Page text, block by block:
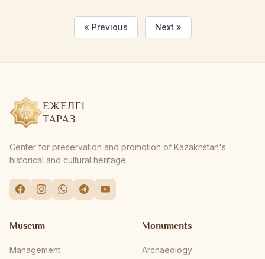
абыройлы еңбегі мен өлшеусіз үлесі үшін музей-
қорық қызметкерлерін шын жүрек...
« Previous Next »
ЕЖЕЛГІ
ТАРАЗ
Center for preservation and promotion of Kazakhstan's
historical and cultural heritage.
Museum
Management
Monuments
Archaeology